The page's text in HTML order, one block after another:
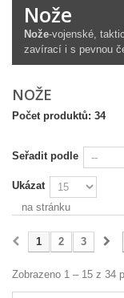
Nože
Nože-vojenské,
zavírací i s pevnou
NOŽE
Počet produktů: 34
Seřadit podle
Ukázat
na stránku
1 2 3
Zobrazeno 1 – 15 z 34